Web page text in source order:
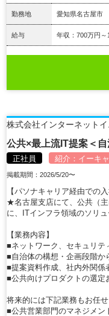
勤務地 愛知県名古屋市
給与 年収：700万円
株式会社インターネット
公共×最上流IT提案＜
正社員 紹介： イーキ
掲載期間：2026/5/20〜
【パソナキャリア経由での
★名古屋支店にて、公共（
に、ITインフラ領域のソリ
【業務内容】
■ネットワーク、セキュリテ
■自治体の構想・企画段階か
■提案資料作成、社内外関係
■公共向けプロダクトの選定
将来的には下記業務もお任
■公共営業部門のマネジメン